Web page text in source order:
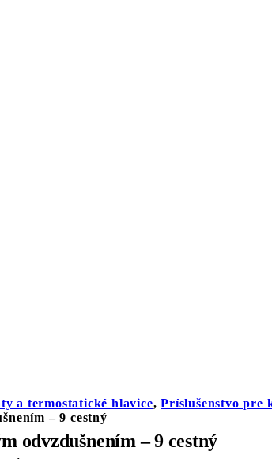
a termostatické hlavice,Príslušenstvo pre
– 9 cestný
odvzdušnením – 9 cestný